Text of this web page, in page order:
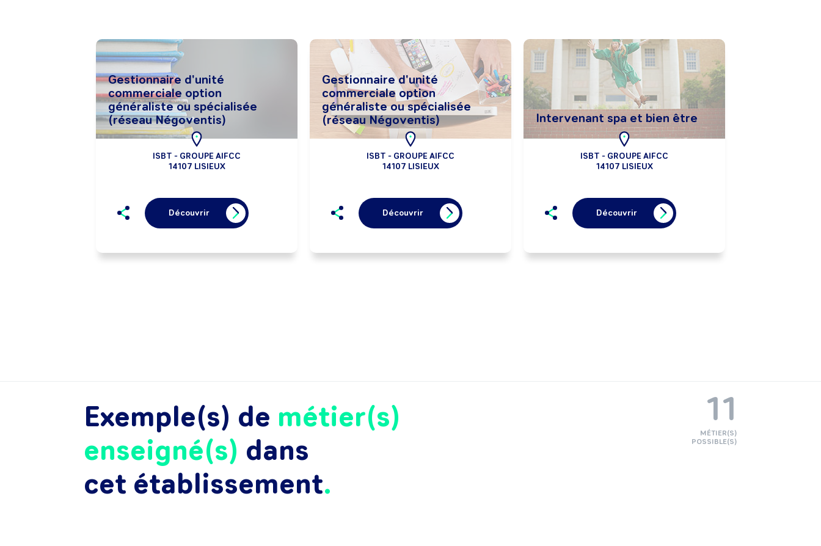
Gestionnaire d'unité
commerciale option
généraliste ou spécialisée
(réseau Négoventis)
ISBT - GROUPE AIFCC
14107 LISIEUX
Découvrir
Gestionnaire d'unité
commerciale option
généraliste ou spécialisée
(réseau Négoventis)
ISBT - GROUPE AIFCC
14107 LISIEUX
Découvrir
Intervenant spa et bien être
ISBT - GROUPE AIFCC
14107 LISIEUX
Découvrir
Exemple(s) de métier(s)
enseigné(s) dans
cet établissement
11
MÉTIER(S)
POSSIBLE(S)